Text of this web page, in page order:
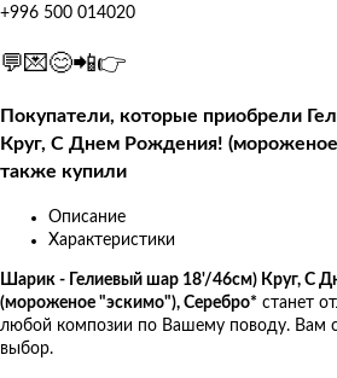
+996 500 014020
💬💌😊📲👉
Покупатели, которые приобрели
Круг, С Днем Рождения!
также купили
Описание
Характеристики
Шарик - Гелиевый шар 18'/46см) Круг, С
(мороженое "эскимо"), Серебро* станет
любой композии по Вашему поводу. Вам
выбор.